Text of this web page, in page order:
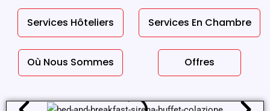
Services Hôteliers Services En Chambre
Où Nous Sommes Offres